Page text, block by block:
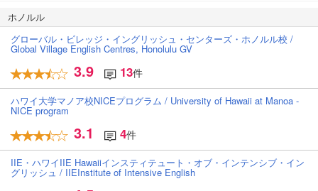
ホノルル
グローバル・ビレッジ・イングリッシュ・センターズ・ホノルル校 /
Global Village English Centres, Honolulu GV
3.9 13件
ハワイ大学マノア校NICEプログラム / University of Hawaii at Manoa -
NICE program
3.1 4件
IIE・ハワイIIE Hawaiiインスティテュート・オブ・インテンシブ・イン
グリッシュ / IIEInstitute of Intensive English